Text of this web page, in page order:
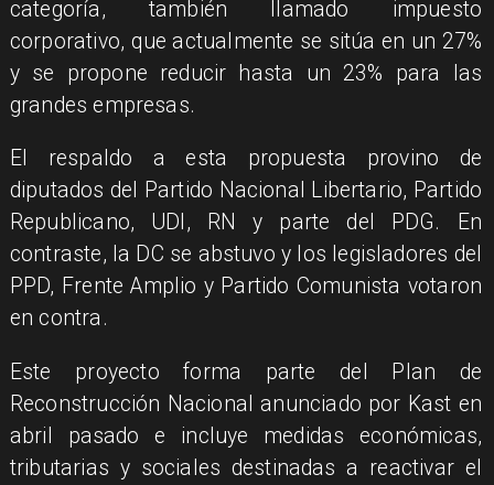
categoría, también llamado impuesto
corporativo, que actualmente se sitúa en un 27%
y se propone reducir hasta un 23% para las
grandes empresas.
El respaldo a esta propuesta provino de
diputados del Partido Nacional Libertario, Partido
Republicano, UDI, RN y parte del PDG. En
contraste, la DC se abstuvo y los legisladores del
PPD, Frente Amplio y Partido Comunista votaron
en contra.
Este proyecto forma parte del Plan de
Reconstrucción Nacional anunciado por Kast en
abril pasado e incluye medidas económicas,
tributarias y sociales destinadas a reactivar el